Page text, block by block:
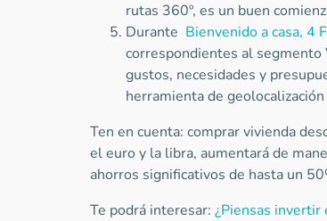
rutas 360º, es un buen
Durante Bienvenido a casa, 4
correspondientes al segmento
gustos, necesidades y
herramienta de
Ten en cuenta: comprar vivienda
el euro y la libra, aumentará de
ahorros significativos de hasta un
Te podrá interesar: ¿Piensas invertir